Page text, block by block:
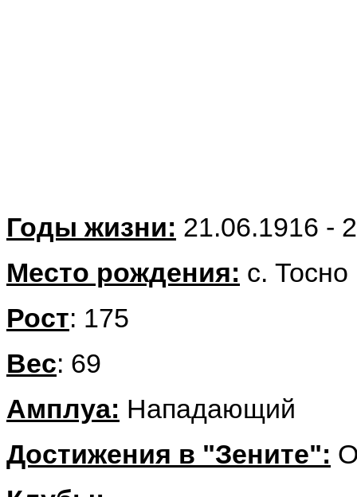
Годы жизни: 21.06.1916 -
Место рождения: с. Тосно
Рост: 175
Вес: 69
Амплуа: Нападающий
Достижения в "Зените":